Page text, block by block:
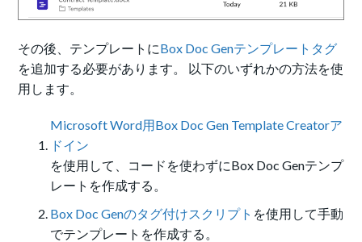
その後、テンプレートにBox Doc Genテンプレートタグ
を追加する必要があります。 以下のいずれかの方法を使
用します。
Microsoft Word用Box Doc Gen Template Creatorア
ドイン
を使用して、コードを使わずにBox Doc Genテンプ
レートを作成する。
Box Doc Genのタグ付けスクリプト を使用して手動
でテンプレートを作成する。